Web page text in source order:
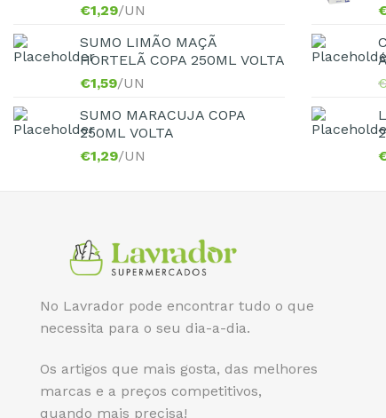
€1,29/UN
SUMO LIMÃO MAÇÃ
HORTELÃ COPA 250ML VOLTA
€1,59/UN
SUMO MARACUJA COPA
250ML VOLTA
€1,29/UN
No Lavrador pode encontrar tudo o que
necessita para o seu dia-a-dia.
Os artigos que mais gosta, das melhores
marcas e a preços competitivos,
quando mais precisa!